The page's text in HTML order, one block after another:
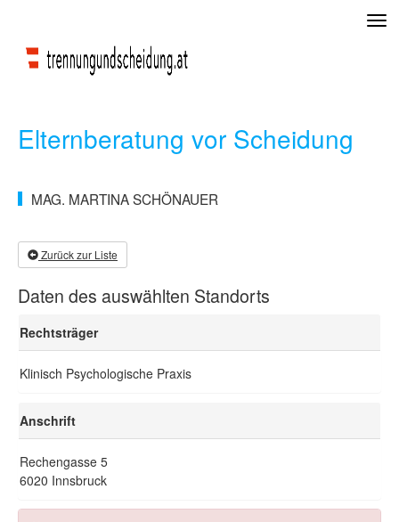
Elternberatung vor Scheidung
MAG. MARTINA SCHÖNAUER
Zurück zur Liste
Daten des auswählten Standorts
Rechtsträger
Klinisch Psychologische Praxis
Anschrift
Rechengasse 5
6020 Innsbruck